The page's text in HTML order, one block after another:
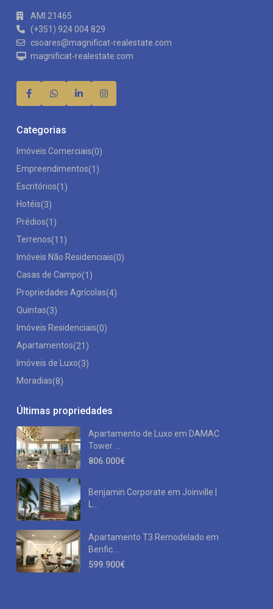
AMI 21465
(+351) 924 004 829
csoares@magnificat-realestate.com
magnificat-realestate.com
Categorias
Imóveis Comerciais(0)
Empreendimentos(1)
Escritórios(1)
Hotéis(3)
Prédios(1)
Terrenos(11)
Imóveis Não Residenciais(0)
Casas de Campo(1)
Propriedades Agrícolas(4)
Quintas(3)
Imóveis Residenciais(0)
Apartamentos(21)
Imóveis de Luxo(3)
Moradias(8)
Últimas propriedades
Apartamento de Luxo em DAMAC
Tower ...
806.000€
Benjamin Corporate em Joinville |
L...
Apartamento T3 Remodelado em
Benfic...
599.900€